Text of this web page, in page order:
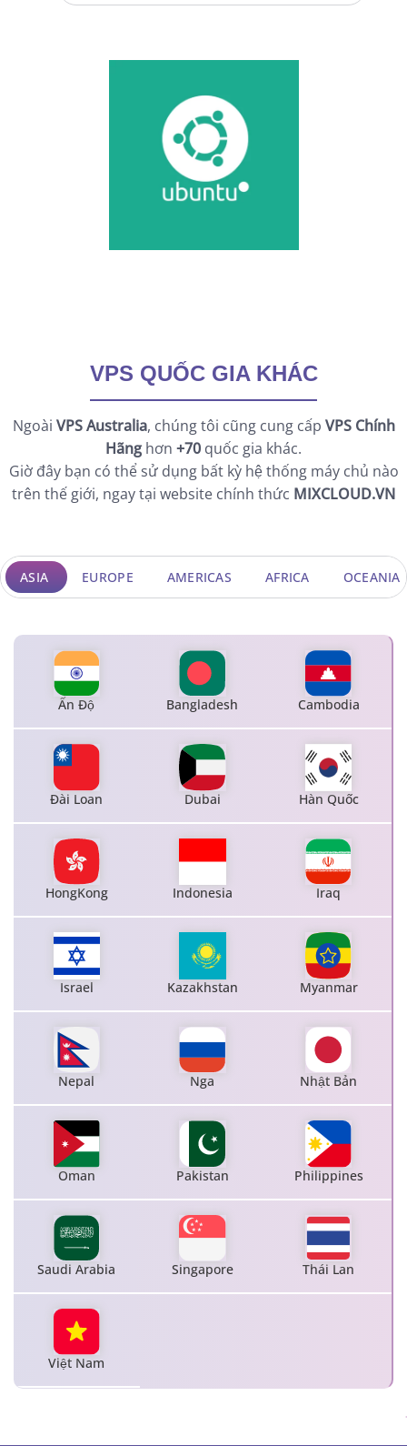
VPS QUỐC GIA KHÁC
Ngoài VPS Australia, chúng tôi cũng cung cấp VPS Chính
Hãnghơn +70 quốc gia khác.
Giờ đây bạn có thể sử dụng bất kỳ hệ thống máy chủ nào
trên thế giới, ngay tại website chính thức MIXCLOUD.VN
ASIA EUROPE AMERICAS AFRICA OCEANIA
Ấn Độ Bangladesh Cambodia
Đài Loan Dubai Hàn Quốc
HongKong Indonesia Iraq
Israel Kazakhstan Myanmar
Nepal Nga Nhật Bản
Oman Pakistan Philippines
Saudi Arabia Singapore Thái Lan
Việt Nam